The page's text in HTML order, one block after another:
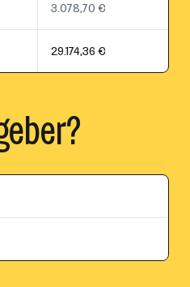
3.078,70 €
29.174,36 €